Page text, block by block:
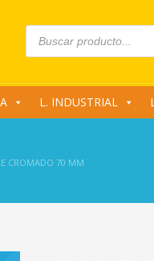
Products
search
L. INDUSTRIAL
CROMADO 70 MM